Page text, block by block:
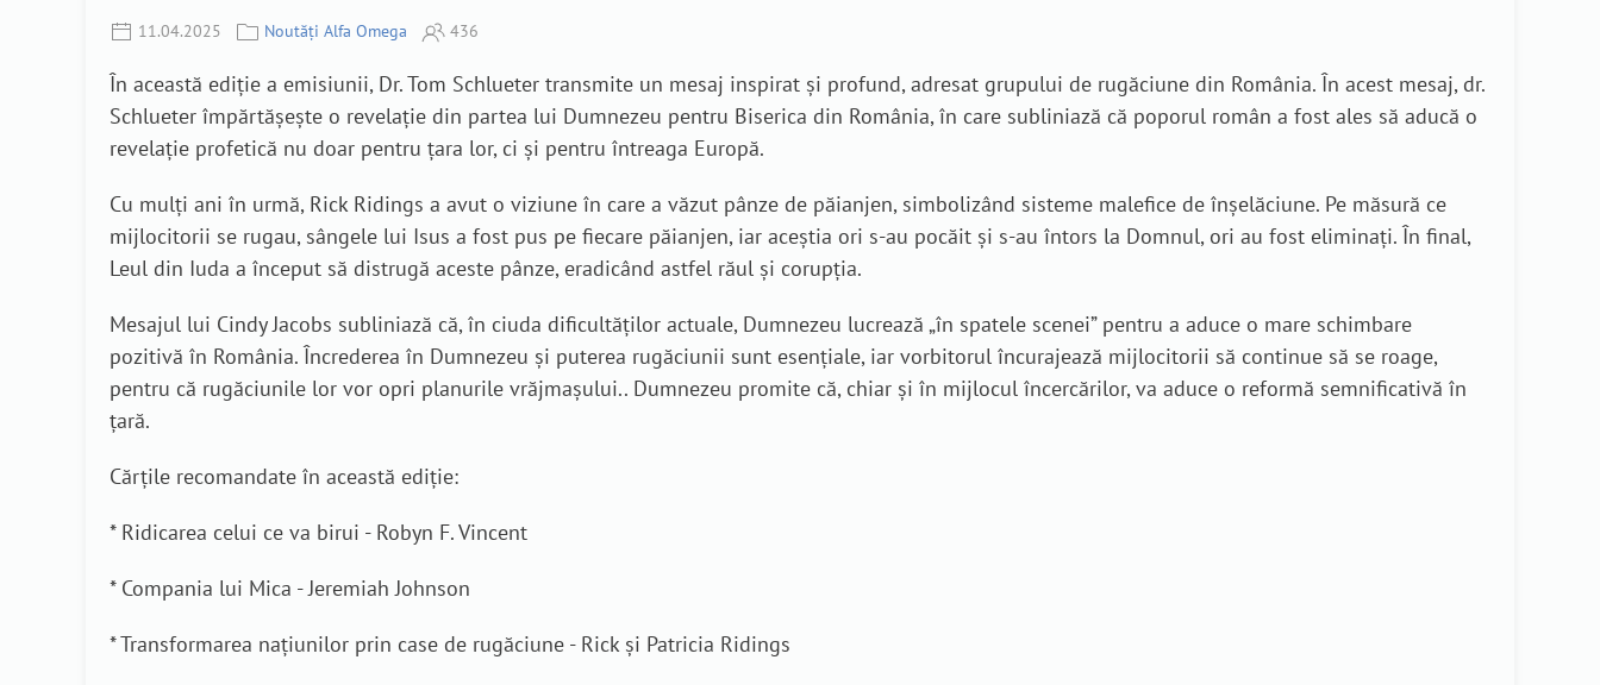
11.04.2025 Noutăți Alfa Omega 436
În această ediție a emisiunii, Dr. Tom Schlueter transmite un mesaj inspirat și profund, adresat grupului de rugăciune din România. În acest mesaj, dr.
Schlueter împărtășește o revelație din partea lui Dumnezeu pentru Biserica din România, în care subliniază că poporul român a fost ales să aducă o
revelație profetică nu doar pentru țara lor, ci și pentru întreaga Europă.
Cu mulți ani în urmă, Rick Ridings a avut o viziune în care a văzut pânze de păianjen, simbolizând sisteme malefice de înșelăciune. Pe măsură ce
mijlocitorii se rugau, sângele lui Isus a fost pus pe fiecare păianjen, iar aceștia ori s-au pocăit și s-au întors la Domnul, ori au fost eliminați. În final,
Leul din Iuda a început să distrugă aceste pânze, eradicând astfel răul și corupția.
Mesajul lui Cindy Jacobs subliniază că, în ciuda dificultăților actuale, Dumnezeu lucrează „în spatele scenei” pentru a aduce o mare schimbare
pozitivă în România. Încrederea în Dumnezeu și puterea rugăciunii sunt esențiale, iar vorbitorul încurajează mijlocitorii să continue să se roage,
pentru că rugăciunile lor vor opri planurile vrăjmașului.. Dumnezeu promite că, chiar și în mijlocul încercărilor, va aduce o reformă semnificativă în
țară.
Cărțile recomandate în această ediție:
* Ridicarea celui ce va birui - Robyn F. Vincent
* Compania lui Mica - Jeremiah Johnson
* Transformarea națiunilor prin case de rugăciune - Rick și Patricia Ridings